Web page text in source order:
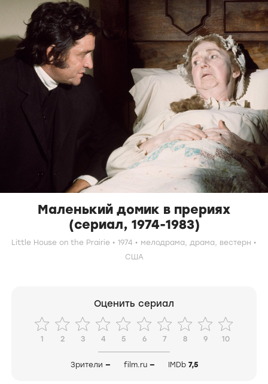
Маленький домик в прериях
(сериал, 1974-1983)
Little House on the Prairie 1974 мелодрама, драма, вестерн
США
Оценить сериал
1 2 3 4 5 6 7 8 9 10
Зрители — film.ru — IMDb 7,5